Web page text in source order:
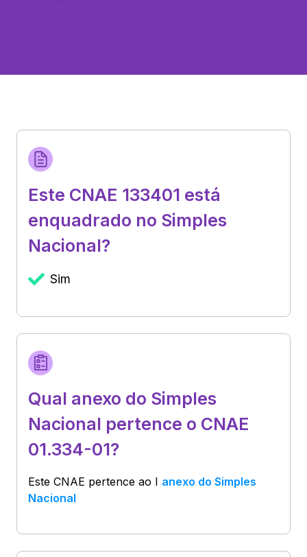
Este CNAE 133401 está
enquadrado no Simples
Nacional?
Sim
Qual anexo do Simples
Nacional pertence o CNAE
01.334-01?
Este CNAE pertence ao I anexo do Simples
Nacional